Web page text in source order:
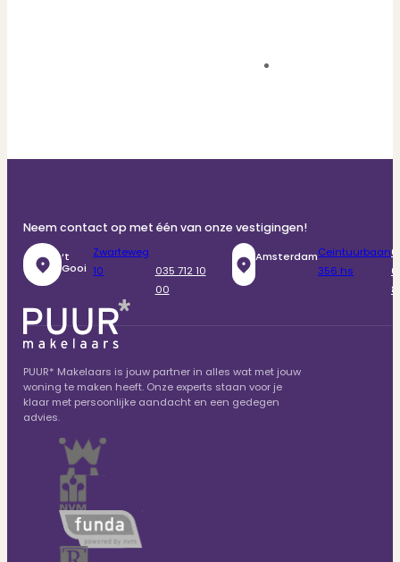
Neem contact op met één van onze vestigingen!
‘t
Gooi
Zwarteweg
10
035 712 10
00
AmsterdamCeintuurbaan
356 hs
PUUR* Makelaars is jouw partner in alles wat met jouw
woning te maken heeft. Onze experts staan voor je
klaar met persoonlijke aandacht en een gedegen
advies.